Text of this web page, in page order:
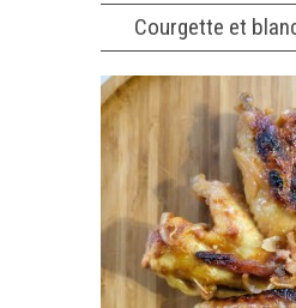
Courgette et